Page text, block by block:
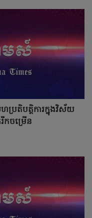
ហប្រតិបត្តិការក្នុងវិស័យ
កចម្រើន